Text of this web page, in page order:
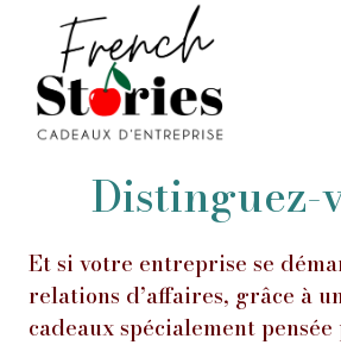
contenu
Distinguez-
Et si votre entreprise se
relations d’affaires, grâce à
cadeaux spécialement